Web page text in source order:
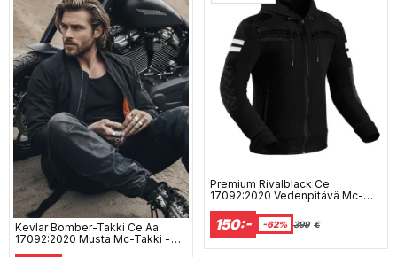
Kevlar Bomber-Takki Ce Aa
17092:2020 Musta Mc-Takki -
Premium Rivalblack Ce
17092:2020 Vedenpitävä Mc-
150:- -62% 399 €